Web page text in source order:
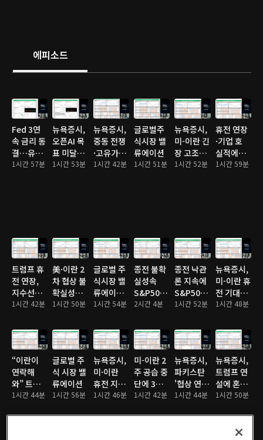
에피소드
Fed 3연
속 금리 동
결…유가
급등에 혼
1시간 57분
뉴욕증시,
오픈AI 목
표 미달에
기술주 ‘비
1시간 53분
뉴욕증시,
중동 전쟁
·고유가에
도 상승…
1시간 42분
글로벌주
식시장 밸
류에이션
1시간 51분
뉴욕증시,
미-이란 긴
장 고조에
일제히 하
1시간 52분
휴전 연장
·기업 호
실적에…
S&P·나스
1시간 59분
트럼프 휴
전 연장,
지수선물
일제 랠
닥 0.45%
1시간 42분
美·이란 2
차 협상 불
확실성에
주요 지수
1시간 50분
글로벌 주
식시장 밸
류에이션
체크
1시간 54분
종전 불확
실성속
S&P500·
나스닥 이
고치 경신
2시간 4분
종전 낙관
론 지속에
S&P500·
나스닥 사
1시간 52분
뉴욕증시,
미-이란 휴
전 기대감
에 강세 마
라
3.34%↑
1시간 48분
“이란이
연락해
와” 트럼
프 발언에
일제히 상
1시간 44분
글로벌 주
식 시장 밸
류에이션
1시간 56분
뉴욕증시,
미·이란
휴전 지속
기대감에
스닥
1시간 46분
미-이란 2
주 공습 중
단에 3대
지수 일제
우
1시간 42분
뉴욕증시,
파키스탄
'협상 연
장' 요청에
감…나스
1시간 44분
뉴욕증시,
트럼프 연
설에 혼조
마감…테
5.4%↓
1시간 50분